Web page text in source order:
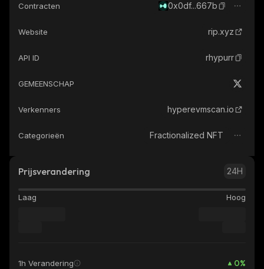
Contracten 0x0df...667b
Website rip.xyz
API ID rhypurr
GEMEENSCHAP
Verkenners hyperevmscan.io
Categorieën Fractionalized NFT
Prijsverandering 24H
Laag Hoog
1h Verandering 0%